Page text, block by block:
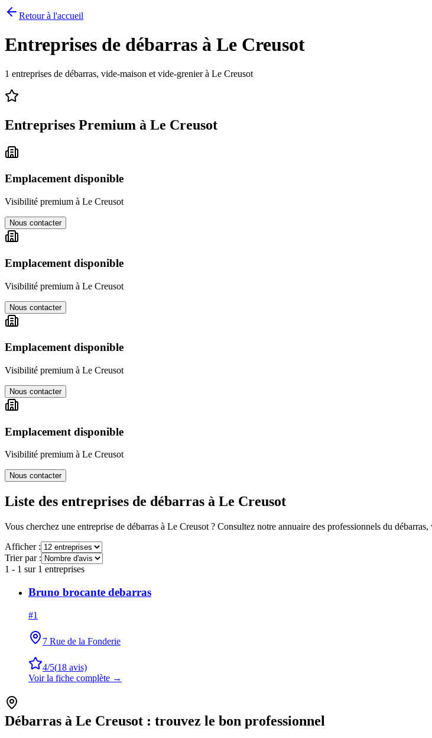
Retour à l'accueil
Entreprises de débarras à Le Creusot
1 entreprises de débarras, vide-maison et vide-grenier à Le Creusot
Entreprises Premium à Le Creusot
Emplacement disponible
Visibilité premium à Le Creusot
Nous contacter
Emplacement disponible
Visibilité premium à Le Creusot
Nous contacter
Emplacement disponible
Visibilité premium à Le Creusot
Nous contacter
Emplacement disponible
Visibilité premium à Le Creusot
Nous contacter
Liste des entreprises de débarras à Le Creusot
Vous cherchez une entreprise de débarras à Le Creusot ? Consultez notre annuaire des professionnels du
Afficher :
Trier par :
1 - 1 sur 1 entreprises
Bruno brocante debarras
#1
7 Rue de la Fonderie
4/5(18 avis)
Voir la fiche complète →
Débarras à Le Creusot : trouvez le bon professionnel